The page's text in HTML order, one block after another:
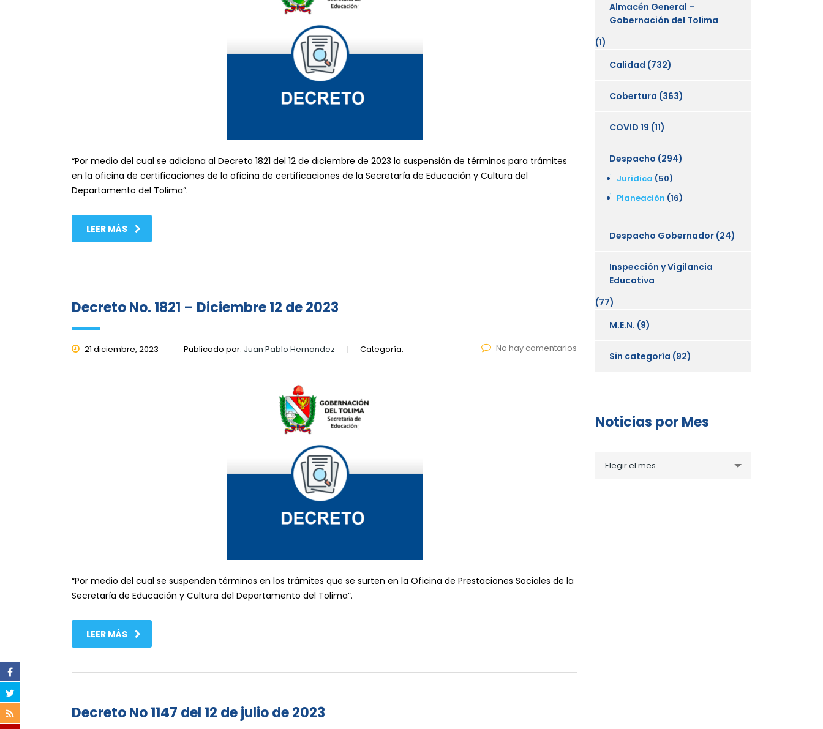
“Por medio del cual se adiciona al Decreto 1821 del 12 de diciembre de 2023 la suspensión de términos para trámites
en la oficina de certificaciones de la oficina de certificaciones de la Secretaría de Educación y Cultura del
Departamento del Tolima”.
LEER MÁS
Decreto No. 1821 – Diciembre 12 de 2023
21 diciembre, 2023 Publicado por: Juan Pablo Hernandez Categoría: No hay comentarios
“Por medio del cual se suspenden términos en los trámites que se surten en la Oficina de Prestaciones Sociales de la
Secretaría de Educación y Cultura del Departamento del Tolima”.
LEER MÁS
Decreto No 1147 del 12 de julio de 2023
Almacén General –
Gobernación del Tolima
(1)
Calidad (732)
Cobertura (363)
COVID 19 (11)
Despacho (294)
Juridica (50)
Planeación (16)
Despacho Gobernador (24)
Inspección y Vigilancia
Educativa
(77)
M.E.N. (9)
Sin categoría (92)
Noticias por Mes
porElegir el mes